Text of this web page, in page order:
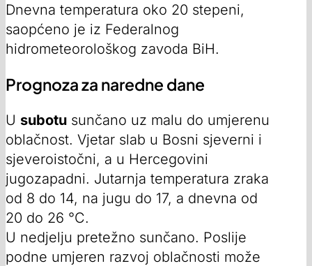
Dnevna temperatura oko 20 stepeni,
saopćeno je iz Federalnog
hidrometeorološkog zavoda BiH.
Prognoza za naredne dane
U subotu sunčano uz malu do umjerenu
oblačnost. Vjetar slab u Bosni sjeverni i
sjeveroistočni, a u Hercegovini
jugozapadni. Jutarnja temperatura zraka
od 8 do 14, na jugu do 17, a dnevna od
20 do 26 °C.
U nedjelju pretežno sunčano. Poslije
podne umjeren razvoj oblačnosti može